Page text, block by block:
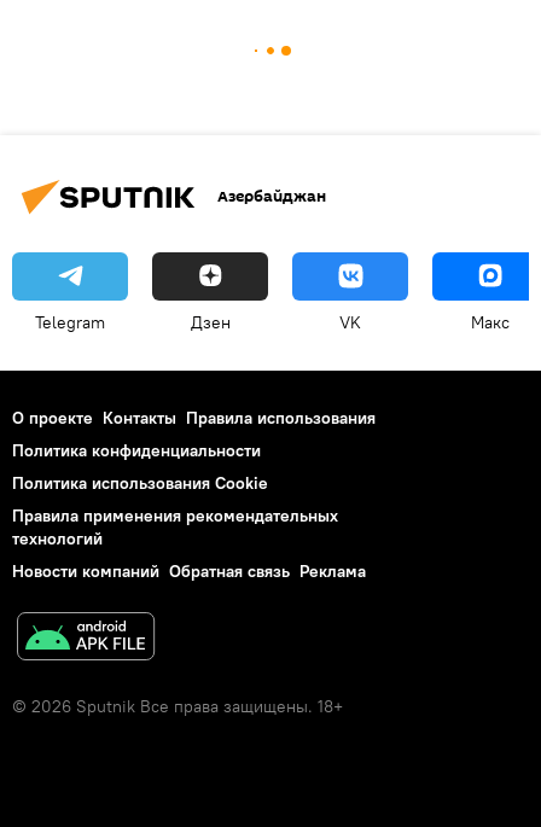
Азербайджан
Telegram Дзен VK Макс
О проекте Контакты Правила использования
Политика конфиденциальности
Политика использования Cookie
Правила применения рекомендательных
технологий
Новости компаний Обратная связь Реклама
© 2026 Sputnik Все права защищены. 18+